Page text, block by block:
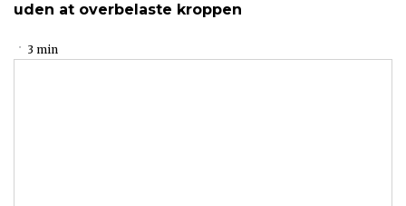
uden at overbelaste kroppen
3 min